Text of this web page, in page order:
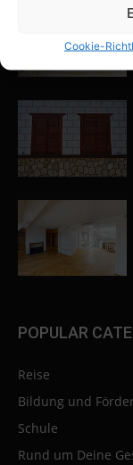
Cookie-
POPULAR
Reise
Bildung und
Schule
Rund um Deine